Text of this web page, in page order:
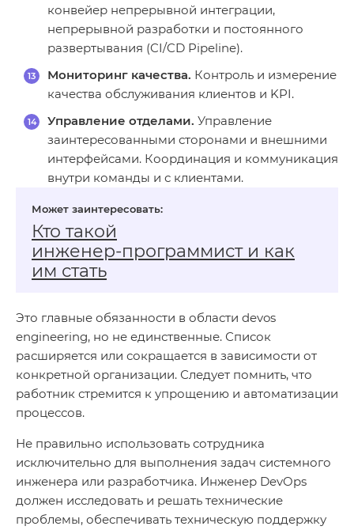
конвейер непрерывной интеграции,
непрерывной разработки и постоянного
развертывания (CI/CD Pipeline).
Мониторинг качества. Контроль и измерение
качества обслуживания клиентов и KPI.
Управление отделами. Управление
заинтересованными сторонами и внешними
интерфейсами. Координация и коммуникация
внутри команды и с клиентами.
Кто такой
инженер‑программист и как
им стать
Это главные обязанности в области devos
engineering, но не единственные. Список
расширяется или сокращается в зависимости от
конкретной организации. Следует помнить, что
работник стремится к упрощению и автоматизации
процессов.
Не правильно использовать сотрудника
исключительно для выполнения задач системного
инженера или разработчика. Инженер DevOps
должен исследовать и решать технические
проблемы, обеспечивать техническую поддержку